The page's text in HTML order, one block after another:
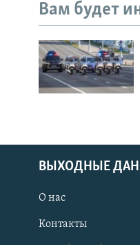
Вам будет
ВЫХОДНЫЕ
О нас
Контакты